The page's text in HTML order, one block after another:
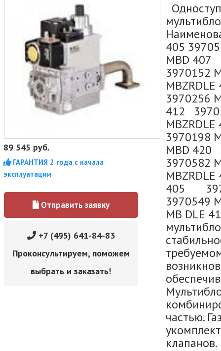
89 545 руб.
ГАРАНТИЯ 2 года с начала
эксплуатации
Отправить заявку
+7 (495) 641-84-83
Проконсультируем, поможем
выбрать и заказать!
405
MBD 407
3970152
3970256
412
3970198
MBD 420
3970582
405
3970549
MB
частью.
клапанов.